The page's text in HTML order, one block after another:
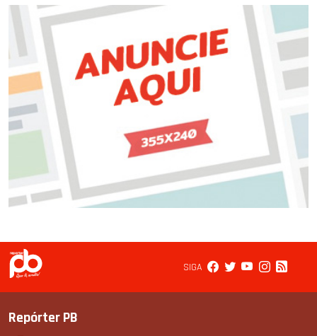
SIGA
Repórter PB